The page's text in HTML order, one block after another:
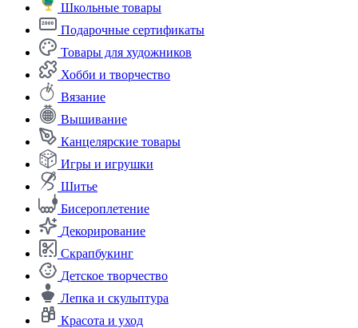
Школьные товары
Подарочные сертификаты
Товары для художников
Хобби и творчество
Вязание
Вышивание
Канцелярские товары
Игры и игрушки
Шитье
Бисероплетение
Декорирование
Скрапбукинг
Детское творчество
Лепка и скульптура
Красота и уход